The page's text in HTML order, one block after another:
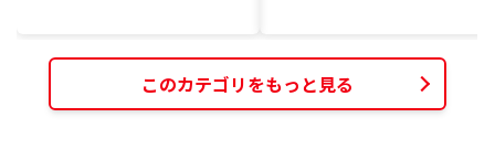
このカテゴリをもっと見る